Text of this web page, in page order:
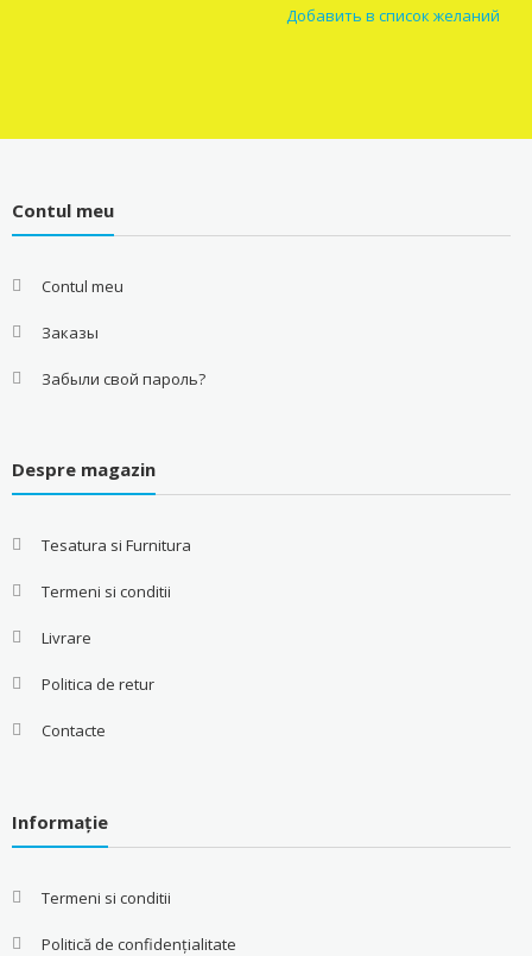
Добавить в список желаний
Contul meu
Contul meu
Заказы
Забыли свой пароль?
Despre magazin
Tesatura si Furnitura
Termeni si conditii
Livrare
Politica de retur
Contacte
Informație
Termeni si conditii
Politică de confidențialitate